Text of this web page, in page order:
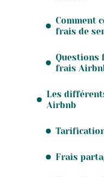
Comment
frais de
Questions
frais
Les
Airbnb
Frais